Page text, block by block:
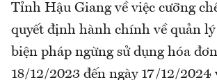
Tỉnh Hậu Giang về việc cưỡng
quyết định hành chính về quản
biện pháp ngừng sử dụng hóa
18/12/2023 đến ngày 17/12/2024